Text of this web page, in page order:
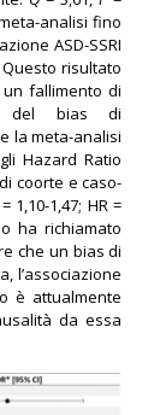
analisi fino
ASD-SSRI
Questo risultato
fallimento di
del bias di
la meta-analisi
Hazard Ratio
coorte e caso-
1,10-1,47; HR =
ha richiamato
che un bias di
l’associazione
è attualmente
da essa